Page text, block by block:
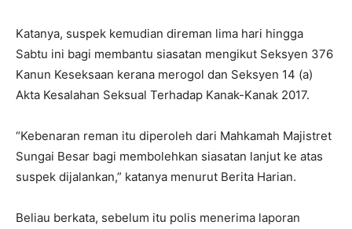
Katanya, suspek kemudian direman lima hari hingga
Sabtu ini bagi membantu siasatan mengikut Seksyen 376
Kanun Keseksaan kerana merogol dan Seksyen 14 (a)
Akta Kesalahan Seksual Terhadap Kanak-Kanak 2017.
“Kebenaran reman itu diperoleh dari Mahkamah Majistret
Sungai Besar bagi membolehkan siasatan lanjut ke atas
suspek dijalankan,” katanya menurut Berita Harian.
Beliau berkata, sebelum itu polis menerima laporan